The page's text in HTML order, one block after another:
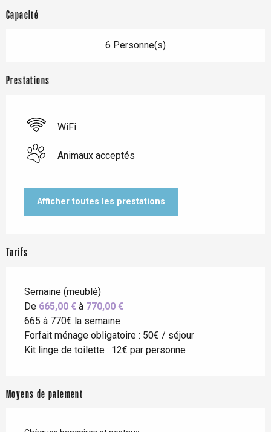
Capacité
6 Personne(s)
Prestations
WiFi
Animaux acceptés
Afficher toutes les prestations
Tarifs
Semaine (meublé)
De 665,00 € à 770,00 €
665 à 770€ la semaine
Forfait ménage obligatoire : 50€ / séjour
Kit linge de toilette : 12€ par personne
Moyens de paiement